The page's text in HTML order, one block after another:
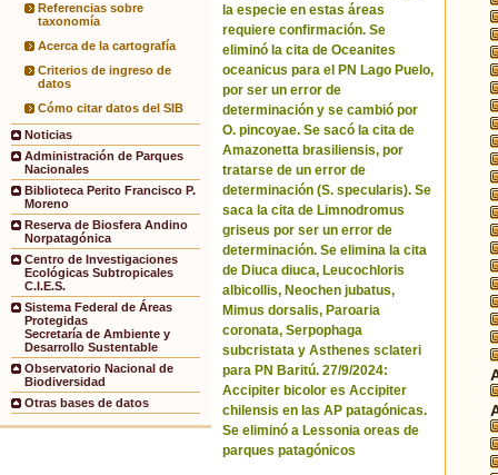
Referencias sobre
taxonomía
Acerca de la cartografía
Criterios de ingreso de
datos
Cómo citar datos del SIB
Noticias
Administración de Parques
Nacionales
Biblioteca Perito Francisco P.
Moreno
Reserva de Biosfera Andino
Norpatagónica
Centro de Investigaciones
Ecológicas Subtropicales
C.I.E.S.
Sistema Federal de Áreas
Protegidas
Secretaría de Ambiente y
Desarrollo Sustentable
Observatorio Nacional de
Biodiversidad
Otras bases de datos
la especie en estas áreas
requiere confirmación. Se
eliminó la cita de Oceanites
oceanicus para el PN Lago Puelo,
por ser un error de
determinación y se cambió por
O. pincoyae. Se sacó la cita de
Amazonetta brasiliensis, por
tratarse de un error de
determinación (S. specularis). Se
saca la cita de Limnodromus
griseus por ser un error de
determinación. Se elimina la cita
de Diuca diuca, Leucochloris
albicollis, Neochen jubatus,
Mimus dorsalis, Paroaria
coronata, Serpophaga
subcristata y Asthenes sclateri
para PN Baritú. 27/9/2024:
Accipiter bicolor es Accipiter
chilensis en las AP patagónicas.
Se eliminó a Lessonia oreas de
parques patagónicos